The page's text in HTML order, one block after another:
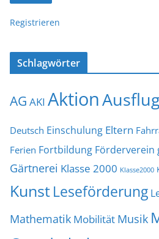
Registrieren
Schlagwörter
AG AKI AktionAusflug
Deutsch Einschulung Eltern
Ferien Fortbildung Förderverein
Gärtnerei Klasse 2000 Klasse2000
KunstLeseförderung
Mathematik Mobilität Musik